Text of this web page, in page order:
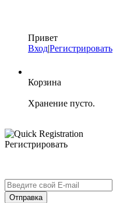
Привет
Вход|Регистрировать
Корзина
Хранение пусто.
Регистрировать